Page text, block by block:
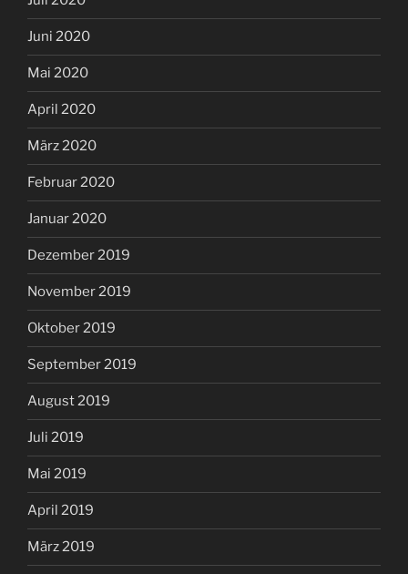
Juni 2020
Mai 2020
April 2020
März 2020
Februar 2020
Januar 2020
Dezember 2019
November 2019
Oktober 2019
September 2019
August 2019
Juli 2019
Mai 2019
April 2019
März 2019